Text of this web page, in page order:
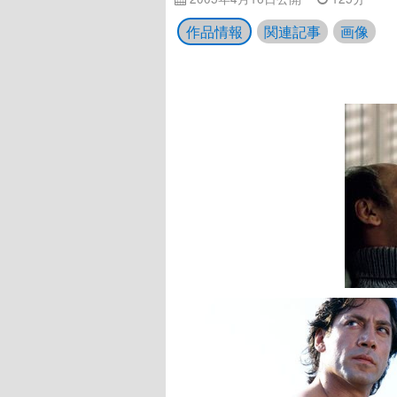
作品情報 関連記事 画像